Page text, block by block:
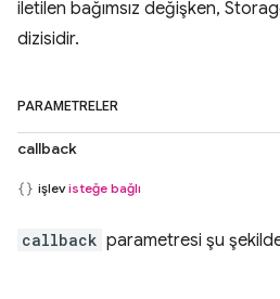
iletilen bağımsız değişken,
dizisidir.
PARAMETRELER
callback
işlevisteğe bağlı
callback parametresi şu